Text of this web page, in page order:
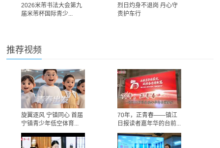
2026米芾书法大会第九
届米芾杯国际青少...
烈日灼身不退岗 丹心守
责护车行
推荐视频
旋翼逐风 宁镇同心 首届
宁镇青少年低空体育...
70年，正青春——镇江
日报读者嘉年华的台前...